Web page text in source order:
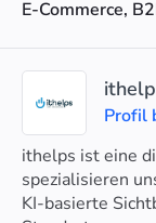
E-Commerce,
Profil
ithelps ist eine
spezialisieren
KI-basierte